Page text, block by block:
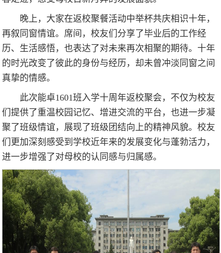
晚上，大家在返校聚餐活动中举杯共庆相识十年，
再叙同窗情谊。席间，校友们分享了毕业后的工作经
历、生活感悟，也表达了对未来再次相聚的期待。十年
的时光改变了彼此的身份与经历，却未曾冲淡同窗之间
真挚的情感。
此次能卓1601班入学十周年返校聚会，不仅为校友
们提供了重温校园记忆、增进交流的平台，也进一步凝
聚了班级情谊，展现了班级团结向上的精神风貌。校友
们更加深刻感受到学校近年来的发展变化与蓬勃活力，
进一步增强了对母校的认同感与归属感。